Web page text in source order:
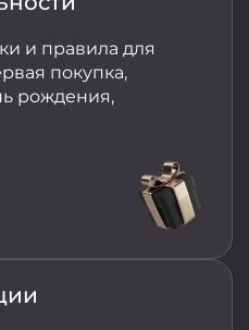
и правила для
покупка,
рождения,